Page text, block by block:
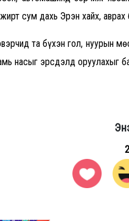
сум дахь Эрэн хайх, аврах
та бүхэн гол, нуурын
насыг эрсдэлд оруулахыг
2